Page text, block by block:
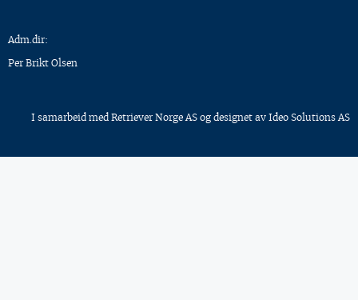
Adm.dir:
Per Brikt Olsen
I samarbeid med Retriever Norge AS og designet av Ideo Solutions AS